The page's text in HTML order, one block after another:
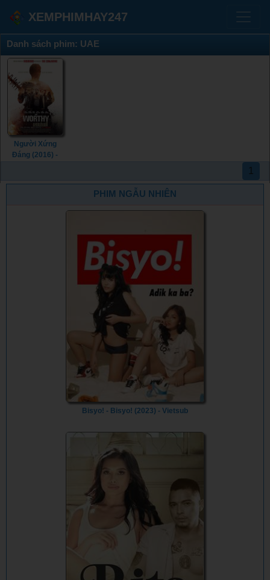
XEMPHIMHAY247
Danh sách phim: UAE
Người Xứng
Đáng (2016) -
1
PHIM NGẪU NHIÊN
Bisyo! - Bisyo! (2023) - Vietsub